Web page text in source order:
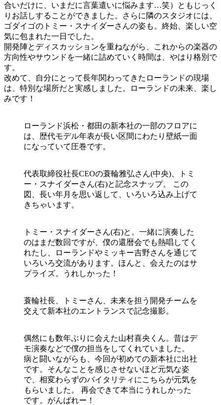
合いだけに、いまだに言葉遣いに悩みます…笑）ともじっく
りお話しすることができました。さらに隣のスタジオには、
ゴダイゴのトミー・スナイダーさんの姿も。終始、楽しい空
気に包まれた一日でした。
開発陣とディスカッションを重ねながら、これからの楽器の
方向性やサウンドを一緒に詰めていく時間は、やはり格別で
す。
改めて、自分にとって長年関わってきたローランドの現場
は、特別な場所だと実感しました。ローランドの未来、楽し
みです！
ローランド浜松・都田の新本社の一部のフロアに
は、歴代モデル年表が長い区間にわたり壁紙一面
になっていて圧巻です。
代表取締役社長CEOの蓑輪雅弘さん(中央)、トミ
ー・スナイダーさん(右)と記念スナップ。 この
図、長い年月を思い返して、いろいろ込み上げて
きちゃいます。
トミー・スナイダーさん(右)と。一緒に演奏した
のはまだ数回ですが、僕の還暦会でも熱唱してく
れたし、ローランドやミッキー吉野さんを通じて
いろいろ交流があります。ほんと、会えたのはサ
プライズ。うれしかった！
蓑輪社長、トミーさん、未来を担う開発チームを
交えて新本社のエントランスで記念撮影。
偶然にも数年ぶりに会えた山村喜央くん。昔はデ
モ演奏などで僕の担当をしてくれていました。
病と闘いながらも、今回が初めての新本社に出社
です。そんなことを感じさせないほど元気な姿
で、相変わらずのバイタリティにこちらが元気を
もらいました。 再会できて本当にうれしかった
です。がんばれー！